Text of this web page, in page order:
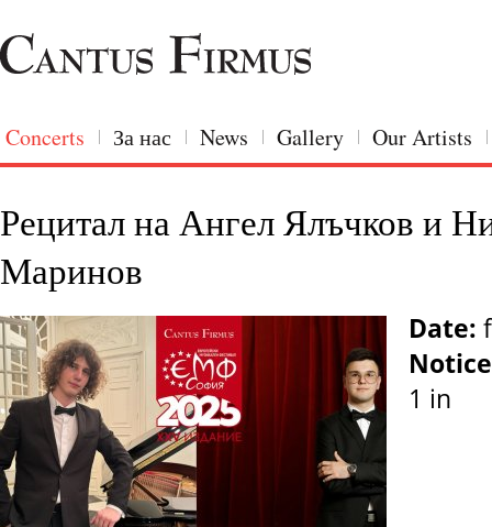
Concerts За нас News Gallery Our Artists
Рецитал на Ангел Ялъчков и
Маринов
Date:
Notice
1 in